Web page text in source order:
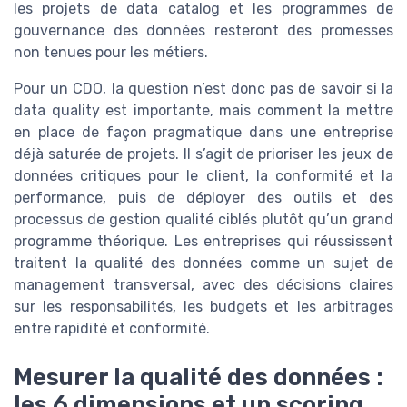
les projets de data catalog et les programmes de
gouvernance des données resteront des promesses
non tenues pour les métiers.
Pour un CDO, la question n’est donc pas de savoir si la
data quality est importante, mais comment la mettre
en place de façon pragmatique dans une entreprise
déjà saturée de projets. Il s’agit de prioriser les jeux de
données critiques pour le client, la conformité et la
performance, puis de déployer des outils et des
processus de gestion qualité ciblés plutôt qu’un grand
programme théorique. Les entreprises qui réussissent
traitent la qualité des données comme un sujet de
management transversal, avec des décisions claires
sur les responsabilités, les budgets et les arbitrages
entre rapidité et conformité.
Mesurer la qualité des données :